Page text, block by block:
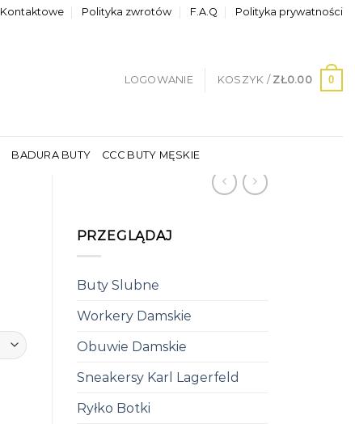
Kontaktowe Polityka zwrotów F.A.Q Polityka prywatności
LOGOWANIE KOSZYK / ZŁ0.00 0
BADURA BUTY CCC BUTY MĘSKIE
PRZEGLĄDAJ
Buty Slubne
Workery Damskie
Obuwie Damskie
Sneakersy Karl Lagerfeld
Ryłko Botki